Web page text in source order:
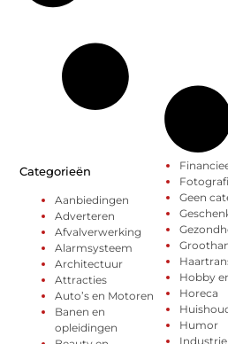
Categorieën
Aanbiedingen
Adverteren
Afvalverwerking
Alarmsysteem
Architectuur
Attracties
Auto’s en Motoren
Banen en
opleidingen
Geen
Hobby
Horeca
Humor
Industrie